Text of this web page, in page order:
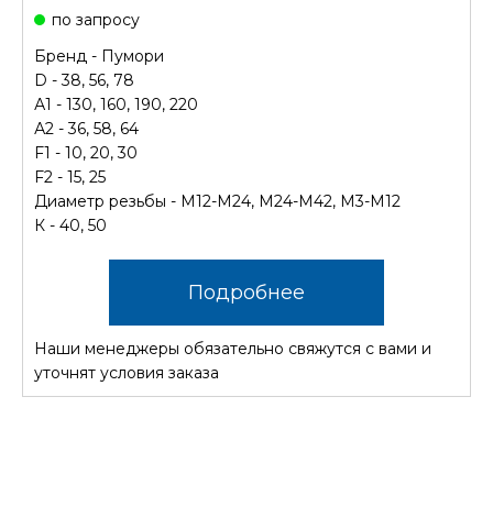
по запросу
Бренд - Пумори
D - 38, 56, 78
А1 - 130, 160, 190, 220
А2 - 36, 58, 64
F1 - 10, 20, 30
F2 - 15, 25
Диаметр резьбы - М12-М24, М24-М42, М3-М12
К - 40, 50
Подробнее
Наши менеджеры обязательно свяжутся с вами и
уточнят условия заказа